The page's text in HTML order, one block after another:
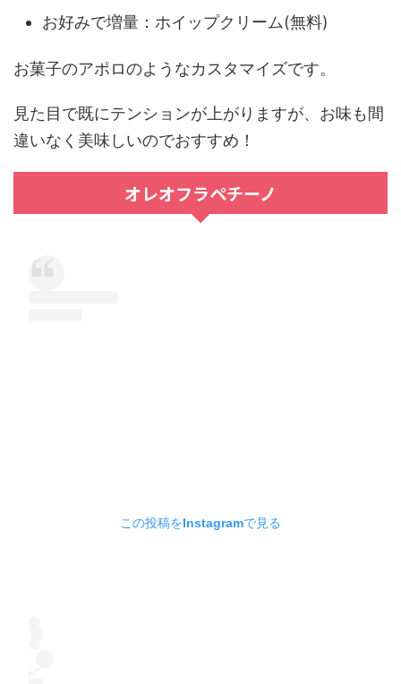
お好みで増量：ホイップクリーム(無料)
お菓子のアポロのようなカスタマイズです。
見た目で既にテンションが上がりますが、お味も間
違いなく美味しいのでおすすめ！
オレオフラペチーノ
この投稿をInstagramで見る